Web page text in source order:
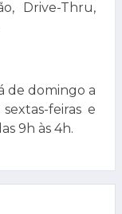
Drive-Thru,
de domingo a
feiras e
9h às 4h.